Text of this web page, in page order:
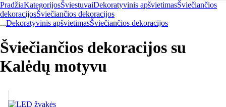
PradžiaKategorijosŠviestuvaiDekoratyvinis apšvietimasŠviečiančios
dekoracijosŠviečiančios dekoracijos
...Dekoratyvinis apšvietimasŠviečiančios dekoracijos
Šviečiančios dekoracijos su
Kalėdų motyvu